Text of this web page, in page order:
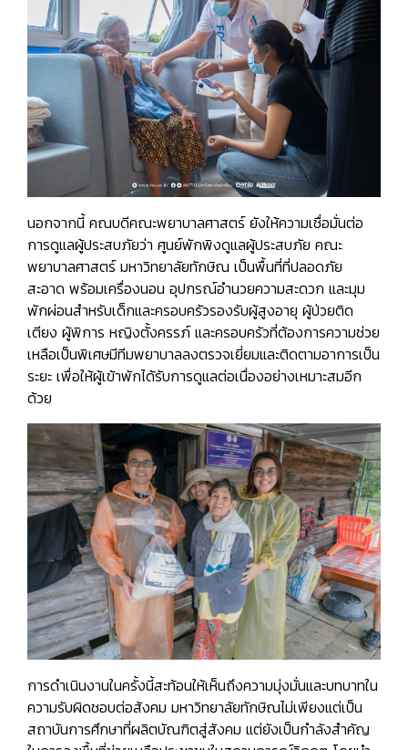
นอกจากนี้ คณบดีคณะพยาบาลศาสตร์ ยังให้ความเชื่อมั่นต่อ
การดูแลผู้ประสบภัยว่า ศูนย์พักพิงดูแลผู้ประสบภัย คณะ
พยาบาลศาสตร์ มหาวิทยาลัยทักษิณ เป็นพื้นที่ที่ปลอดภัย
สะอาด พร้อมเครื่องนอน อุปกรณ์อำนวยความสะดวก และมุม
พักผ่อนสำหรับเด็กและครอบครัวรองรับผู้สูงอายุ ผู้ป่วยติด
เตียง ผู้พิการ หญิงตั้งครรภ์ และครอบครัวที่ต้องการความช่วย
เหลือเป็นพิเศษมีทีมพยาบาลลงตรวจเยี่ยมและติดตามอาการเป็น
ระยะ เพื่อให้ผู้เข้าพักได้รับการดูแลต่อเนื่องอย่างเหมาะสมอีก
ด้วย
การดำเนินงานในครั้งนี้สะท้อนให้เห็นถึงความมุ่งมั่นและบทบาทใน
ความรับผิดชอบต่อสังคม มหาวิทยาลัยทักษิณไม่เพียงแต่เป็น
สถาบันการศึกษาที่ผลิตบัณฑิตสู่สังคม แต่ยังเป็นกำลังสำคัญ